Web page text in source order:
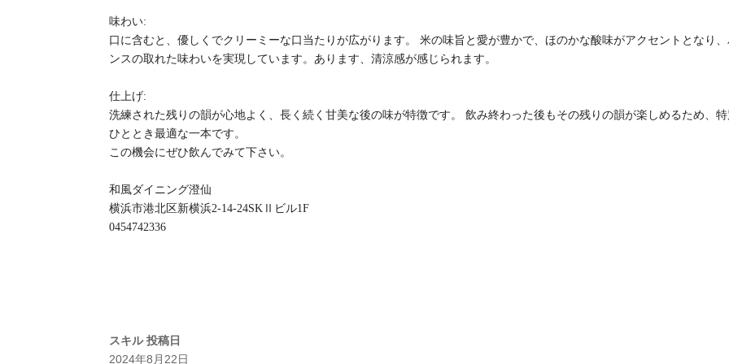
味わい:
口に含むと、優しくでクリーミーな口当たりが広がります。 米の味旨と愛が豊かで、ほのかな酸味がアクセントとなり、
ンスの取れた味わいを実現しています。あります、清涼感が感じられます。
仕上げ:
洗練された残りの韻が心地よく、長く続く甘美な後の味が特徴です。 飲み終わった後もその残りの韻が楽しめるため、特
ひととき最適な一本です。
この機会にぜひ飲んでみて下さい。
和風ダイニング澄仙
横浜市港北区新横浜2-14-24SKⅡビル1F
0454742336
スキル 投稿日
2024年8月22日